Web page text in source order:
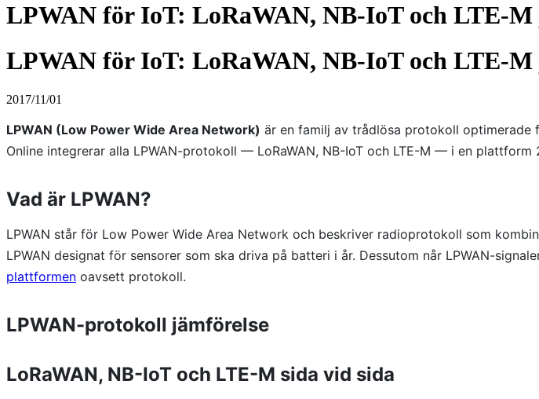
LPWAN för IoT: LoRaWAN, NB-IoT och LTE-M
LPWAN för IoT: LoRaWAN, NB-IoT och LTE-M
2017/11/01
LPWAN (Low Power Wide Area Network) är en familj av trådlösa protokoll optimerade
Online integrerar alla LPWAN-protokoll — LoRaWAN, NB-IoT och LTE-M — i en plattform
Vad är LPWAN?
LPWAN står för Low Power Wide Area Network och beskriver radioprotokoll som
LPWAN designat för sensorer som ska driva på batteri i år. Dessutom når LPWAN-
plattformen oavsett protokoll.
LPWAN-protokoll jämförelse
LoRaWAN, NB-IoT och LTE-M sida vid sida